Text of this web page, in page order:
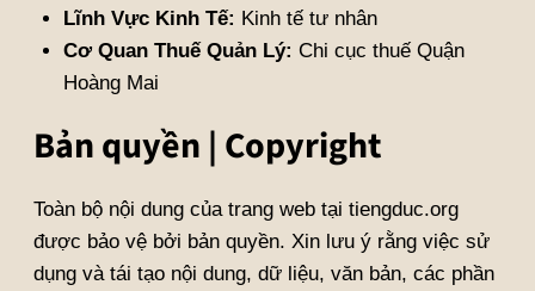
Lĩnh Vực Kinh Tế: Kinh tế tư nhân
Cơ Quan Thuế Quản Lý: Chi cục thuế Quận
Hoàng Mai
Bản quyền | Copyright
Toàn bộ nội dung của trang web tại tiengduc.org
được bảo vệ bởi bản quyền. Xin lưu ý rằng việc sử
dụng và tái tạo nội dung, dữ liệu, văn bản, các phần